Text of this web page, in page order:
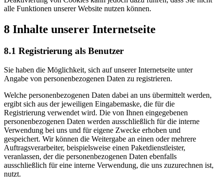
alle Funktionen unserer Website nutzen können.
8 Inhalte unserer Internetseite
8.1 Registrierung als Benutzer
Sie haben die Möglichkeit, sich auf unserer Internetseite unter
Angabe von personenbezogenen Daten zu registrieren.
Welche personenbezogenen Daten dabei an uns übermittelt werden,
ergibt sich aus der jeweiligen Eingabemaske, die für die
Registrierung verwendet wird. Die von Ihnen eingegebenen
personenbezogenen Daten werden ausschließlich für die interne
Verwendung bei uns und für eigene Zwecke erhoben und
gespeichert. Wir können die Weitergabe an einen oder mehrere
Auftragsverarbeiter, beispielsweise einen Paketdienstleister,
veranlassen, der die personenbezogenen Daten ebenfalls
ausschließlich für eine interne Verwendung, die uns zuzurechnen ist,
nutzt.